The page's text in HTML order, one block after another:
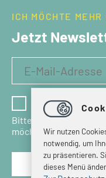
ICH MÖCHTE MEHR
Jetzt
Ich habe die
Bitte bestätigen Sie,
möchten.Wir nutzen
notwendig, um
zu präsentieren.
dieses Menü